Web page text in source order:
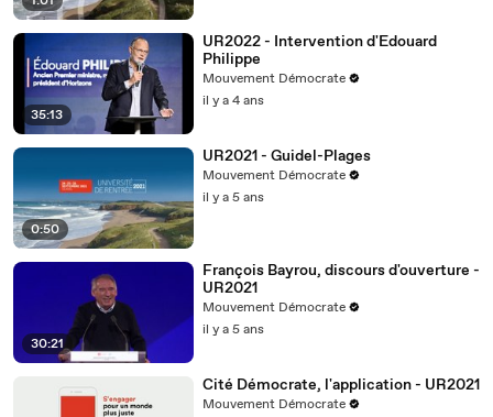
35:13
UR2022 - Intervention d'Edouard
Philippe
Mouvement Démocrate
il y a 4 ans
0:50
UR2021 - Guidel-Plages
Mouvement Démocrate
il y a 5 ans
30:21
François Bayrou, discours d'ouverture -
UR2021
Mouvement Démocrate
il y a 5 ans
Cité Démocrate, l'application - UR2021
Mouvement Démocrate